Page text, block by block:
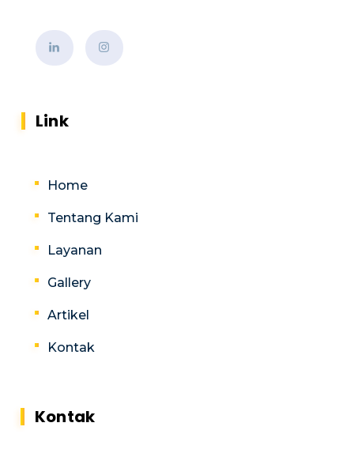
Link
Home
Tentang Kami
Layanan
Gallery
Artikel
Kontak
Kontak